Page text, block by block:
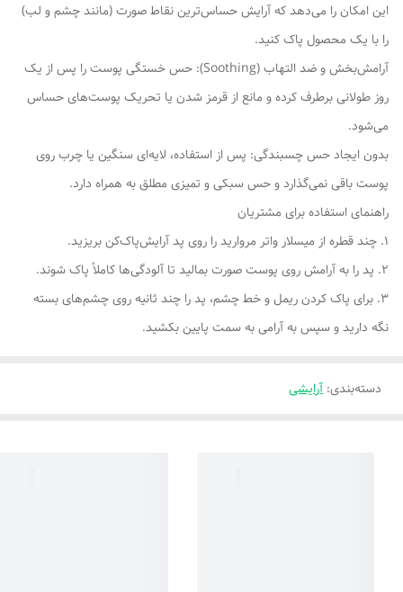
این امکان را می‌دهد که آرایش حساس‌ترین نقاط صورت (مانند چشم و لب)
را با یک محصول پاک کنید.
آرامش‌بخش و ضد التهاب (Soothing): حس خستگی پوست را پس از یک
روز طولانی برطرف کرده و مانع از قرمز شدن یا تحریک پوست‌های حساس
می‌شود.
بدون ایجاد حس چسبندگی: پس از استفاده، لایه‌ای سنگین یا چرب روی
پوست باقی نمی‌گذارد و حس سبکی و تمیزی مطلق به همراه دارد.
راهنمای استفاده برای مشتریان
۱. چند قطره از میسلار واتر مروارید را روی پد آرایش‌پاک‌کن بریزید.
۲. پد را به آرامش روی پوست صورت بمالید تا آلودگی‌ها کاملاً پاک شوند.
۳. برای پاک کردن ریمل و خط چشم، پد را چند ثانیه روی چشم‌های بسته
نگه دارید و سپس به آرامی به سمت پایین بکشید.
دسته‌بندی: آرایشی